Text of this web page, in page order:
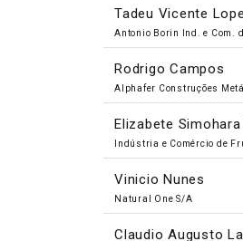
Tadeu Vicente
Antonio Borin Ind. e Com.
Rodrigo Campos
Alphafer Construções
Elizabete
Indústria e Comércio de
Vinicio Nunes
Natural One S/A
Claudio Augusto